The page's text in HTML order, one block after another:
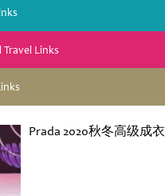
Prada 2020秋冬高级成衣
Links